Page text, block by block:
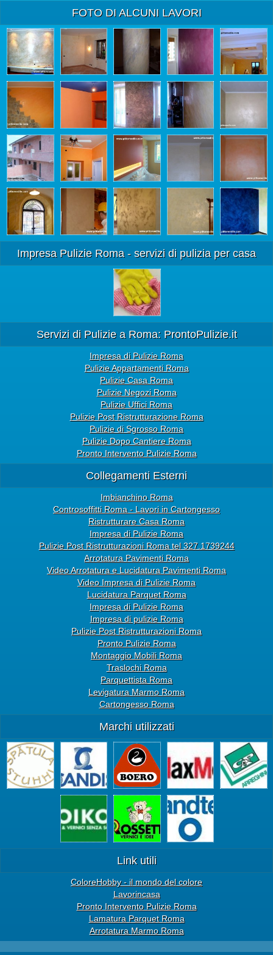
FOTO DI ALCUNI LAVORI
Impresa Pulizie Roma - servizi di pulizia per casa
Servizi di Pulizie a Roma: ProntoPulizie.it
Impresa di Pulizie Roma
Pulizie Appartamenti Roma
Pulizie Casa Roma
Pulizie Negozi Roma
Pulizie Uffici Roma
Pulizie Post Ristrutturazione Roma
Pulizie di Sgrosso Roma
Pulizie Dopo Cantiere Roma
Pronto Intervento Pulizie Roma
Collegamenti Esterni
Imbianchino Roma
Controsoffitti Roma - Lavori in Cartongesso
Ristrutturare Casa Roma
Impresa di Pulizie Roma
Pulizie Post Ristrutturazioni Roma tel 327.1739244
Arrotatura Pavimenti Roma
Video Arrotatura e Lucidatura Pavimenti Roma
Video Impresa di Pulizie Roma
Lucidatura Parquet Roma
Impresa di Pulizie Roma
Impresa di pulizie Roma
Pulizie Post Ristrutturazioni Roma
Pronto Pulizie Roma
Montaggio Mobili Roma
Traslochi Roma
Parquettista Roma
Levigatura Marmo Roma
Cartongesso Roma
Marchi utilizzati
Link utili
ColoreHobby - il mondo del colore
Lavorincasa
Pronto Intervento Pulizie Roma
Lamatura Parquet Roma
Arrotatura Marmo Roma